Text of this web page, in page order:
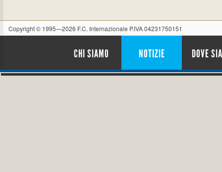
Copyright © 1995—2026 F.C. Internazionale P.IVA 04231750151
CHI SIAMO NOTIZIE DOVE